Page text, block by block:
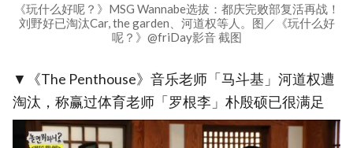
《玩什么好呢？》MSG Wannabe选拔：都庆完败部复活再战！
刘野好已淘汰Car, the garden、河道权等人。图／《玩什么好
呢？》@friDay影音 截图
▼《The Penthouse》音乐老师「马斗基」河道权遭
淘汰，称赢过体育老师「罗根李」朴殷硕已很满足